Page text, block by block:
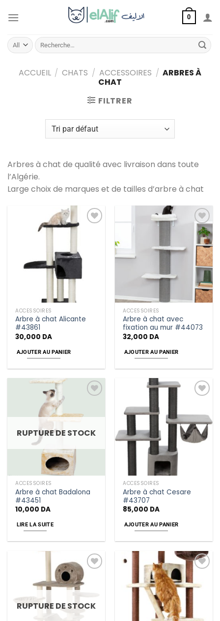
au
0
Recherche
pour :
ACCUEIL / CHATS / ACCESSOIRES / ARBRES À
CHAT
FILTRER
Arbres à chat de qualité avec livraison dans toute
l’Algérie.
Large choix de marques et de tailles d’arbre à chat
ACCESSOIRES
Arbre à chat Alicante
#43861
30,000 DA
AJOUTER AU PANIER
Add
to
wishlist
ACCESSOIRES
Arbre à chat avec
fixation au mur #44073
32,000 DA
AJOUTER AU PANIER
wishlist
RUPTURE DE STOCK
ACCESSOIRES
Arbre à chat Badalona
#43451
10,000 DA
LIRE LA SUITE
wishlist
ACCESSOIRES
Arbre à chat Cesare
#43707
85,000 DA
AJOUTER AU PANIER
wishlist
RUPTURE DE STOCK
to
wishlist